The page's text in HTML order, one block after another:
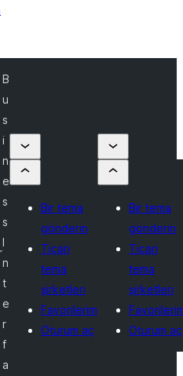
B
u
s
i
n
e
s
s
I
n
t
e
r
f
a
Bir tema
gönderin
Ticari
tema
şirketleri
Favorilerim
Oturum aç
Bir tema
gönderin
Ticari
tema
şirketleri
Oturum aç